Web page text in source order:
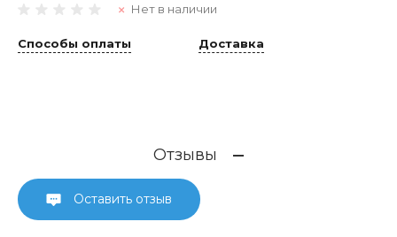
Нет в наличии
Способы оплаты Доставка
Отзывы
Оставить отзыв